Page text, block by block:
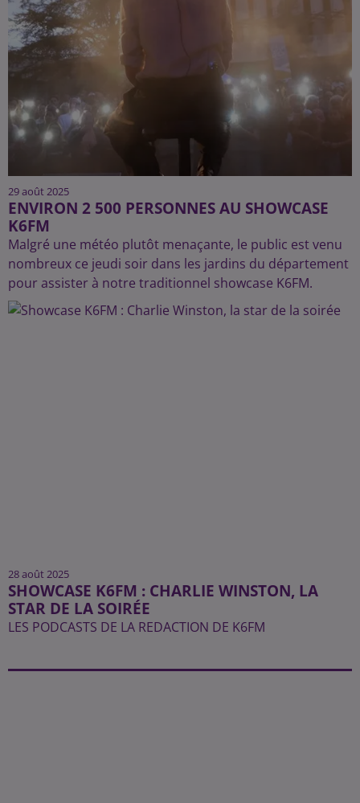
29 août 2025
ENVIRON 2 500 PERSONNES AU SHOWCASE
K6FM
Malgré une météo plutôt menaçante, le public est venu
nombreux ce jeudi soir dans les jardins du département
pour assister à notre traditionnel showcase K6FM.
28 août 2025
SHOWCASE K6FM : CHARLIE WINSTON, LA
STAR DE LA SOIRÉE
LES PODCASTS DE LA REDACTION DE K6FM